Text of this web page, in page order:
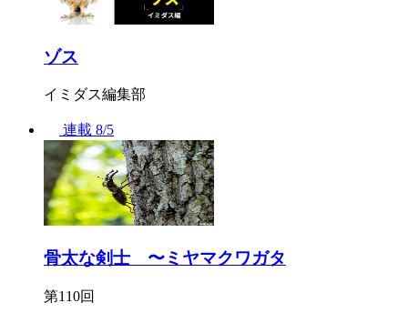
ゾス
イミダス編集部
連載 8/5
骨太な剣士 〜ミヤマクワガタ
第110回